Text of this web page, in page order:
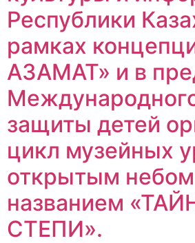
Республики
рамках
АЗАМАТ» и в
защиты детей
цикл музейных
открытым
названием
СТЕПИ».